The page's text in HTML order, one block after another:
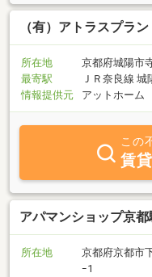
ト・マンション・貸家・店
でお困りのオーナー様・
（有）アトラスプラン
所在地
京都府城陽市
最寄駅
ＪＲ奈良線 城
情報提供元
アットホーム
この
賃
アパマンショップ京
所在地
京都府京都市
ｰ1